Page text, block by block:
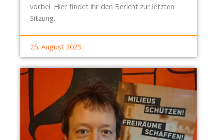
vorbei. Hier findet ihr den Bericht zur letzten
Sitzung.
25. August 2025